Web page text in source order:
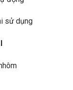
sử dụng
I